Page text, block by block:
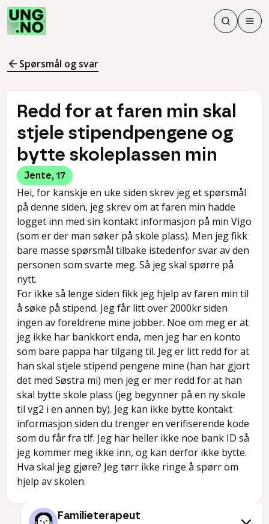
Søk
Søk
Meny
Spørsmål og svar
Redd for at faren min skal
stjele stipendpengene og
bytte skoleplassen min
Jente, 17
Hei, for kanskje en uke siden skrev jeg et spørsmål
på denne siden, jeg skrev om at faren min hadde
logget inn med sin kontakt informasjon på min Vigo
(som er der man søker på skole plass). Men jeg fikk
bare masse spørsmål tilbake istedenfor svar av den
personen som svarte meg. Så jeg skal spørre på
nytt.
For ikke så lenge siden fikk jeg hjelp av faren min til
å søke på stipend. Jeg får litt over 2000kr siden
ingen av foreldrene mine jobber. Noe om meg er at
jeg ikke har bankkort enda, men jeg har en konto
som bare pappa har tilgang til. Jeg er litt redd for at
han skal stjele stipend pengene mine (han har gjort
det med Søstra mi) men jeg er mer redd for at han
skal bytte skole plass (jeg begynner på en ny skole
til vg2 i en annen by). Jeg kan ikke bytte kontakt
informasjon siden du trenger en verifiserende kode
som du får fra tlf. Jeg har heller ikke noe bank ID så
jeg kommer meg ikke inn, og kan derfor ikke bytte.
Hva skal jeg gjøre? Jeg tørr ikke ringe å spørr om
hjelp av skolen.
Familieterapeut